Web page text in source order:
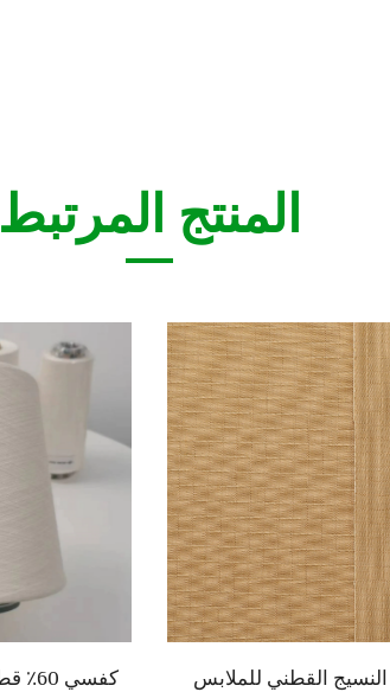
المنتج المرتبط
النسيج القطني للملابس